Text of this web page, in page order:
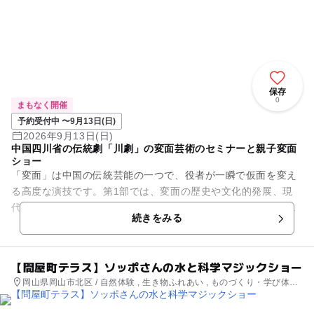
保存
0
まもなく開催
予約受付中 〜9月13日(日)
2026年9月13日(日)
中国四川省の伝統劇「川劇」の変面芸術のセミナーと親子変面
ショー
「変面」は中国の伝統芸能の一つで、役者が一瞬で仮面を変え
る高度な演技です。第1部では、変面の歴史や文化的発展、現
代においての応用など、変面芸術の魅力について、現役変面役
者が解説するセミナー。第2...続きをみる
【問屋町テラス】ソッポさんの水と科学マジックショー
岡山県岡山市北区 / 自然体験 , 生き物ふれあい , ものづくり・学び体験
, 街なかイベント